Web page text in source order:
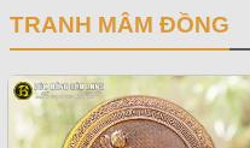
TRANH MÂM ĐỒNG